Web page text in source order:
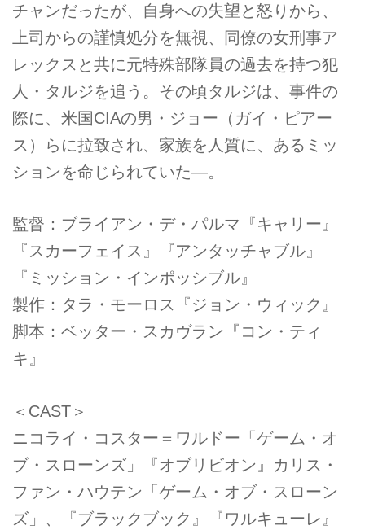
チャンだったが、自身への失望と怒りから、
上司からの謹慎処分を無視、同僚の女刑事ア
レックスと共に元特殊部隊員の過去を持つ犯
人・タルジを追う。その頃タルジは、事件の
際に、米国CIAの男・ジョー（ガイ・ピアー
ス）らに拉致され、家族を人質に、あるミッ
ションを命じられていた―。
監督：ブライアン・デ・パルマ『キャリー』
『スカーフェイス』『アンタッチャブル』
『ミッション・インポッシブル』
製作：タラ・モーロス『ジョン・ウィック』
脚本：ベッター・スカヴラン『コン・ティ
キ』
＜CAST＞
ニコライ・コスター＝ワルドー「ゲーム・オ
ブ・スローンズ」『オブリビオン』カリス・
ファン・ハウテン「ゲーム・オブ・スローン
ズ」、『ブラックブック』『ワルキューレ』